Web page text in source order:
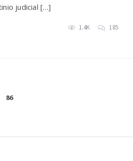
judicial […]
1.4K 185
86